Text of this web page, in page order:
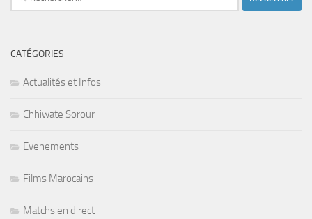
CATÉGORIES
Actualités et Infos
Chhiwate Sorour
Evenements
Films Marocains
Matchs en direct